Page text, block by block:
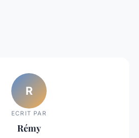
R
ECRIT PAR
Rémy